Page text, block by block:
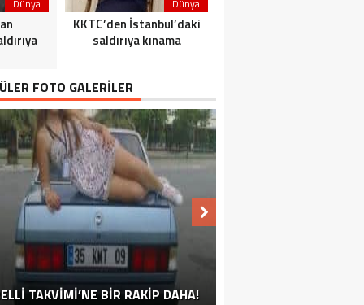
Dünya Dünya
KKTC’den İstanbul’daki
saldırıya kınama
FOTO GALERİLER
TAKVİMİ’NE BİR RAKİP DAHA!
İYİ ‘KURBAN BAYRAMI’ CAPSLERİ!
SÖYLEMEYEN ESNAF GÖRDÜNÜZ
MÜ?
FOTOĞRAFLARLA HIZAN
FOTOĞRAFLARLA BITLIS
FOTOĞRAFLARLA TATVAN
FOTOĞRAFLARLA GÜROYMAK
FOTOĞRAFLARLA AHLAT
FOTOĞRAFLARLA ADILCEVAZ
FOTOĞRAFLARLA MUTKI